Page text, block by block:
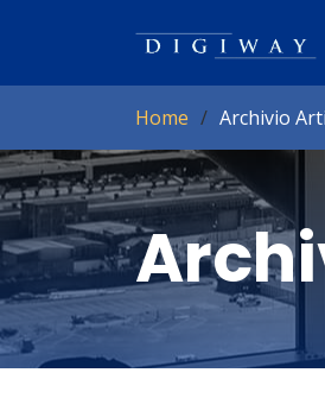
Home Archivio